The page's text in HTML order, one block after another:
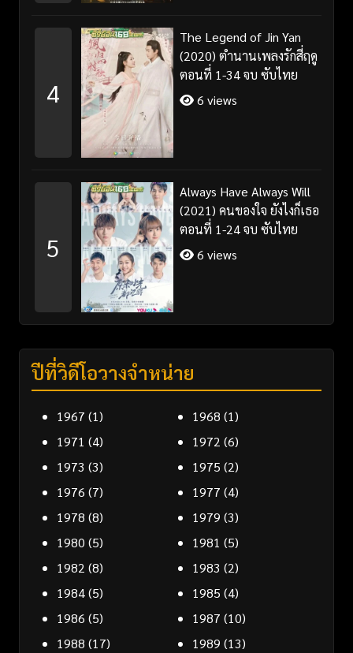
4
The Legend of Jin Yan
(2020) ตำนานเพลงรักสี่ฤดู
ตอนที่ 1-34 จบ ซับไทย
6 views
5
Always Have Always Will
(2021) คนของใจ ยังไงก็เธอ
ตอนที่ 1-24 จบ ซับไทย
6 views
ปีที่วิดีโอวางจำหน่าย
1967 (1) 1968 (1)
1971 (4) 1972 (6)
1973 (3) 1975 (2)
1976 (7) 1977 (4)
1978 (8) 1979 (3)
1980 (5) 1981 (5)
1982 (8) 1983 (2)
1984(5) 1985 (4)
1986 (5) 1987 (10)
1988 (17) 1989 (13)